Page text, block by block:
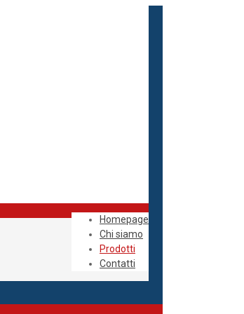
Homepage
Chi siamo
Prodotti
Contatti